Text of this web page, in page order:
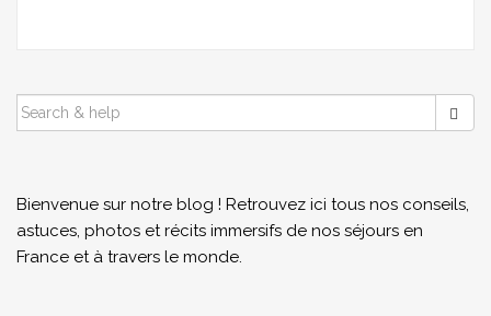
SEARCH
FOR:
Bienvenue sur notre blog ! Retrouvez ici tous nos conseils,
astuces, photos et récits immersifs de nos séjours en
France et à travers le monde.